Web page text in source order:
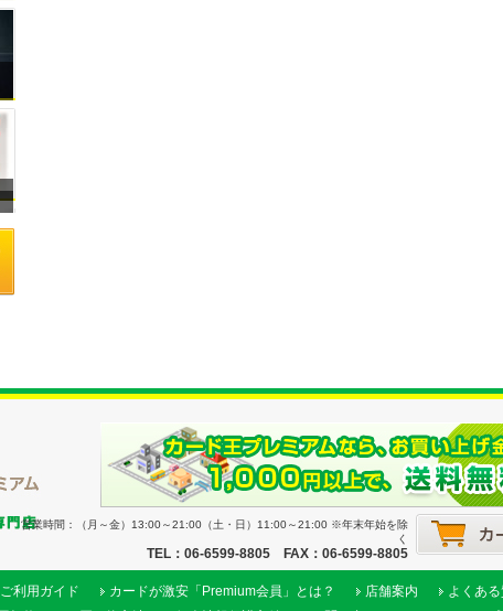
営業時間：（月～金）13:00～21:00（土・日）11:00～21:00 ※年末年始を除
く
TEL：06-6599-8805 FAX：06-6599-8805
ご利用ガイド カードが激安「Premium会員」とは？ 店舗案内 よくあ